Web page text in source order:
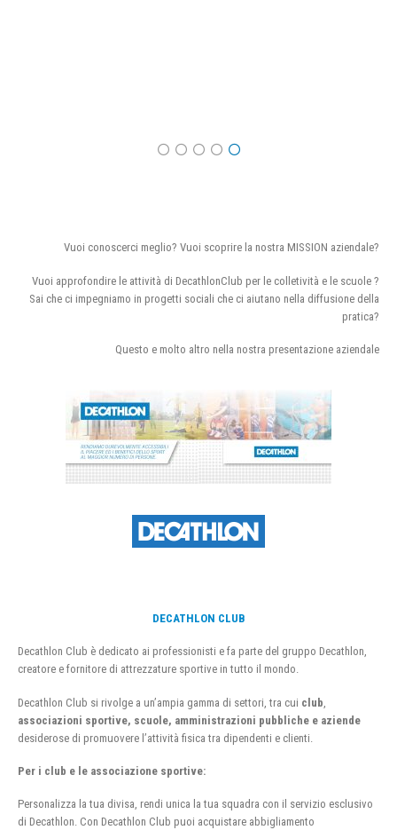
Vuoi conoscerci meglio? Vuoi scoprire la nostra MISSION aziendale?
Vuoi approfondire le attività di DecathlonClub per le colletività e le scuole ?
Sai che ci impegniamo in progetti sociali che ci aiutano nella diffusione della
pratica?
Questo e molto altro nella nostra presentazione aziendale
DECATHLON CLUB
Decathlon Club è dedicato ai professionisti e fa parte del gruppo Decathlon,
creatore e fornitore di attrezzature sportive in tutto il mondo.
Decathlon Club si rivolge a un’ampia gamma di settori, tra cui club
associazioni sportive, scuole, amministrazioni pubbliche e aziende
desiderose di promuovere l’attività fisica tra dipendenti e clienti.
Per i club e le associazione sportive:
Personalizza la tua divisa, rendi unica la tua squadra con il servizio esclusivo
di Decathlon. Con Decathlon Club puoi acquistare abbigliamento